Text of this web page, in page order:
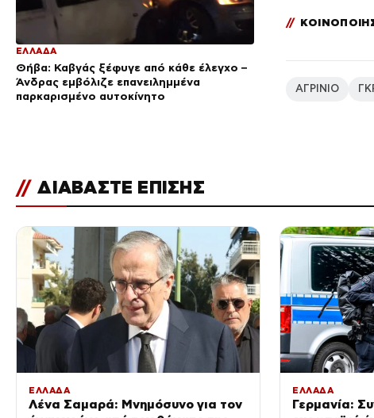
ΕΛΛΑΔΑ
Θήβα: Καβγάς ξέφυγε από κάθε έλεγχο –
Άνδρας εμβόλιζε επανειλημμένα
παρκαρισμένο αυτοκίνητο
//
ΑΓΡΙΝΙΟ
// ΔΙΑΒΑΣΤΕ ΕΠΙΣΗΣ
ΕΛΛΑΔΑ
Λένα Σαμαρά: Μνημόσυνο για τον
ΕΛΛΑΔΑ
Γερμανία: